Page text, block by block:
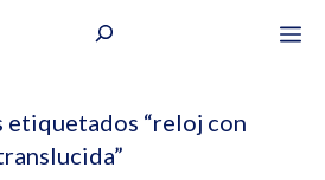
Buscar
“reloj con